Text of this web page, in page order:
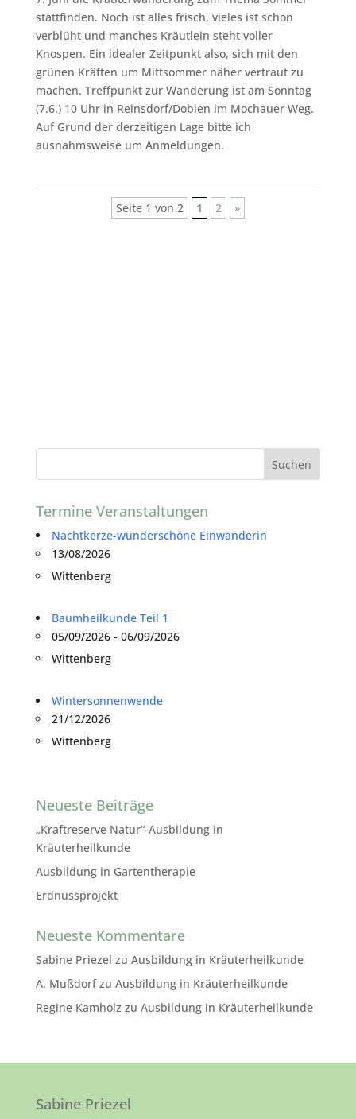
stattfinden. Noch ist alles frisch, vieles ist schon
verblüht und manches Kräutlein steht voller
Knospen. Ein idealer Zeitpunkt also, sich mit den
grünen Kräften um Mittsommer näher vertraut zu
machen. Treffpunkt zur Wanderung ist am Sonntag
(7.6.) 10 Uhr in Reinsdorf/Dobien im Mochauer Weg.
Auf Grund der derzeitigen Lage bitte ich
ausnahmsweise um Anmeldungen.
Seite 1 von 2 1 2 »
Termine Veranstaltungen
Nachtkerze-wunderschöne Einwanderin
13/08/2026
Wittenberg
Baumheilkunde Teil 1
05/09/2026 - 06/09/2026
Wittenberg
Wintersonnenwende
21/12/2026
Wittenberg
Neueste Beiträge
„Kraftreserve Natur“-Ausbildung in
Kräuterheilkunde
Ausbildung in Gartentherapie
Erdnussprojekt
Neueste Kommentare
Sabine Priezel zu Ausbildung in Kräuterheilkunde
A. Mußdorfzu Ausbildung in Kräuterheilkunde
Regine Kamholz zu Ausbildung in Kräuterheilkunde
Sabine Priezel